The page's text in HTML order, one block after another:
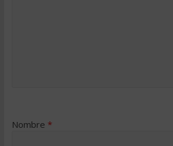
Nombre *